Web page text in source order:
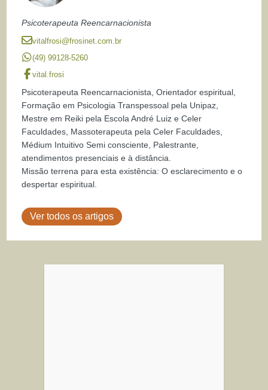
Psicoterapeuta Reencarnacionista
vitalfrosi@frosinet.com.br
(49) 99128-5260
vital.frosi
Psicoterapeuta Reencarnacionista, Orientador espiritual,
Formação em Psicologia Transpessoal pela Unipaz,
Mestre em Reiki pela Escola André Luiz e Celer
Faculdades, Massoterapeuta pela Celer Faculdades,
Médium Intuitivo Semi consciente, Palestrante,
atendimentos presenciais e à distância.
Missão terrena para esta existência: O esclarecimento e o
despertar espiritual.
Ver todos os artigos